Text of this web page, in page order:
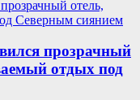
прозрачный
отдых под